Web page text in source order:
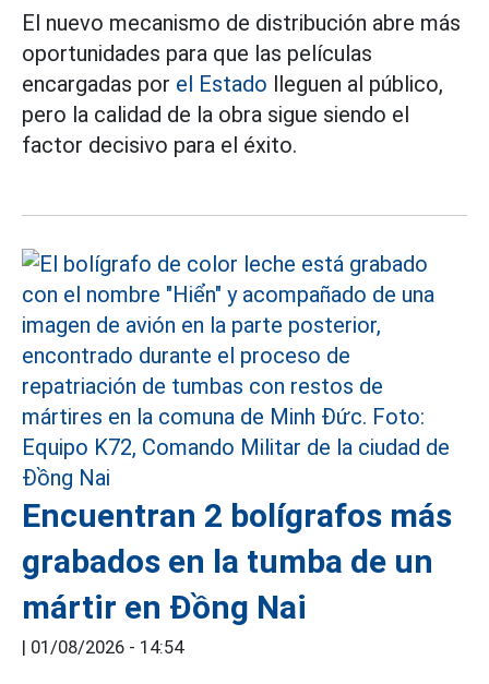
El nuevo mecanismo de distribución abre más
oportunidades para que las películas
encargadas por el Estado lleguen al público,
pero la calidad de la obra sigue siendo el
factor decisivo para el éxito.
Encuentran 2 bolígrafos más
grabados en la tumba de un
mártir en Đồng Nai
01/08/2026 - 14:54